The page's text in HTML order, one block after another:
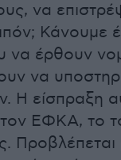
να
Κάνουμε
να έρθουν
να
Η είσπραξη
τον ΕΦΚΑ, το